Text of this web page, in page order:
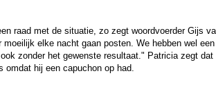
raad met de situatie, zo zegt woordvoerder Gijs
moeilijk elke nacht gaan posten. We hebben wel een
zonder het gewenste resultaat." Patricia zegt dat
omdat hij een capuchon op had.